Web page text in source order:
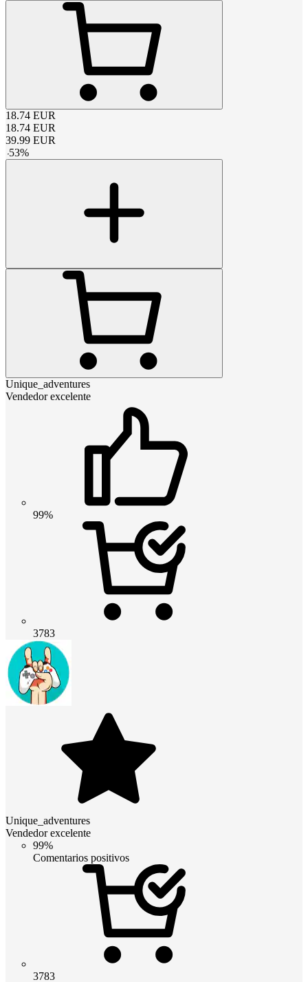
18.74 EUR
18.74 EUR
39.99 EUR
-53%
Unique_adventures
Vendedor excelente
99%
3783
Unique_adventures
Vendedor excelente
99%
Comentarios positivos
3783